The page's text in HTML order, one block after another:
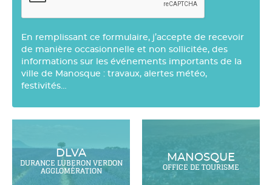
En remplissant ce formulaire, j’accepte de recevoir
de manière occasionnelle et non sollicitée, des
informations sur les événements importants de la
ville de Manosque : travaux, alertes météo,
festivités…
DLVA
DURANCE LUBERON VERDON
AGGLOMÉRATION
MANOSQUE
OFFICE DE TOURISME